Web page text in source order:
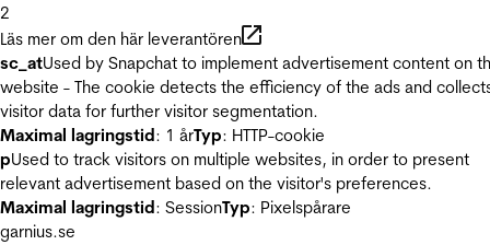
2
Läs mer om den här leverantören
sc_atUsed by Snapchat to implement advertisement content on
website - The cookie detects the efficiency of the ads and
visitor data for further visitor segmentation.
Maximal lagringstid: 1 årTyp: HTTP-cookie
pUsed to track visitors on multiple websites, in order to present
relevant advertisement based on the visitor's preferences.
Maximal lagringstid: SessionTyp: Pixelspårare
garnius.se